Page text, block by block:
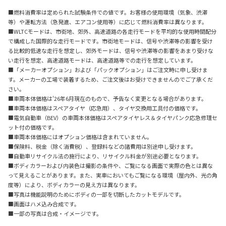
■燃料消費率は定められた試験条件での値です。お客様の使用環境（気象、渋滞
等）や運転方法（急発進、エアコン使用等）に応じて燃料消費率は異なります。
■WLTCモードは、市街地、郊外、高速道路の各走行モードを平均的な使用時間配分
で構成した国際的な走行モードです。市街地モードは、信号や渋滞等の影響を受け
る比較的低速な走行を想定し、郊外モードは、信号や渋滞等の影響をあまり受けな
い走行を想定、高速道路モードは、高速道路等での走行を想定しています。
■「メーカーオプション」および「パックオプション」はご注文時に申し受けま
す。メーカーの工場で装着するため、ご注文後はお受けできませんのでご了承くだ
さい。
■車両本体価格は'26年6月現在のもので、予告なく変更となる場合があります。
■車両本体価格はスペアタイヤ（応急用）、タイヤ交換用工具付の価格です。
■電気自動車（BEV）の車両本体価格はスペアタイヤレス＆タイヤパンク応急修理セ
ット付の価格です。
■車両本体価格にはオプション価格は含まれていません。
■保険料、税金（除く消費税）、登録料などの諸費用は別途申し受けます。
■自動車リサイクル法の施行により、リサイクル料金が別途必要となります。
■ボディカラーおよび内装色は撮影の条件や、ご覧になる画面で実際の色とは異な
って見えることがあります。また、実車においてもご覧になる環境（屋内外、光の角
度等）により、ボディカラーの見え方は異なります。
■写真は機能説明のためにボディの一部を切断したカットモデルです。
■画面はハメ込み合成です。
■一部の写真は合成・イメージです。